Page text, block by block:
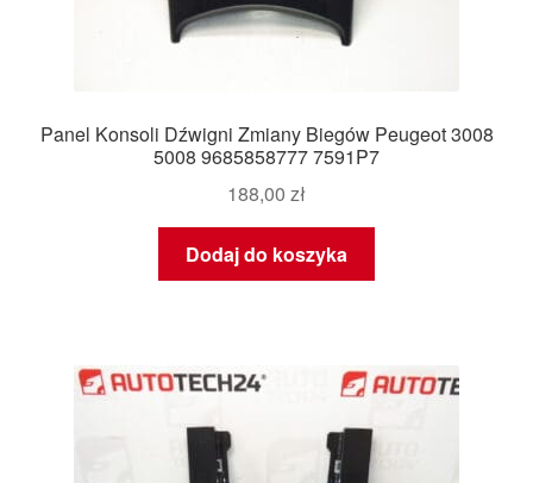
Panel Konsoli Dźwigni Zmiany Biegów Peugeot 3008
5008 9685858777 7591P7
188,00 zł
Dodaj do koszyka